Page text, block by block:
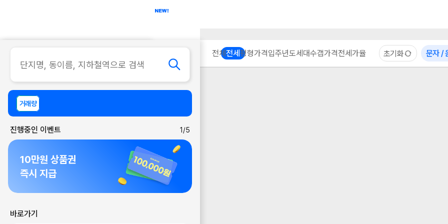
사무실
거래량
진행중인 이벤트 1/5
10만원 상품권
즉시 지급
바로가기
전체전세 평형가격입주년도세대수갭가격전세가율 초기화 문자 /